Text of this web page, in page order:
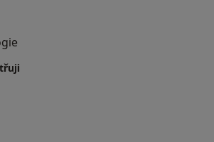
klinické onkologie.